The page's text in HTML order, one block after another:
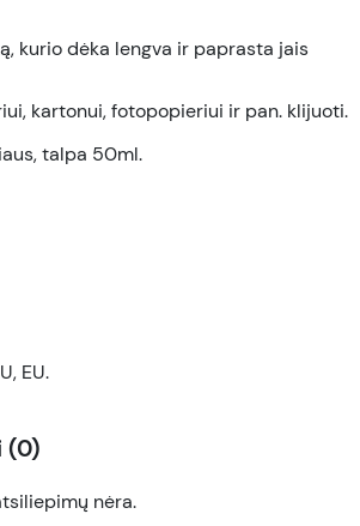
kurio dėka lengva ir paprasta jais
kartonui, fotopopieriui ir pan. klijuoti.
talpa 50ml.
EU.
(0)
nėra.